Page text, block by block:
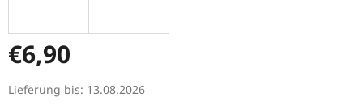
€6,90
Verkaufspreis:
Lieferung bis: 13.08.2026